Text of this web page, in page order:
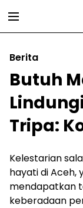
Berita
Butuh
Tripa:
Kelestarian
hayati di Aceh,
mendapatkan
keberadaan